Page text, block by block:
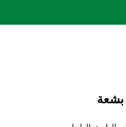
بشعة